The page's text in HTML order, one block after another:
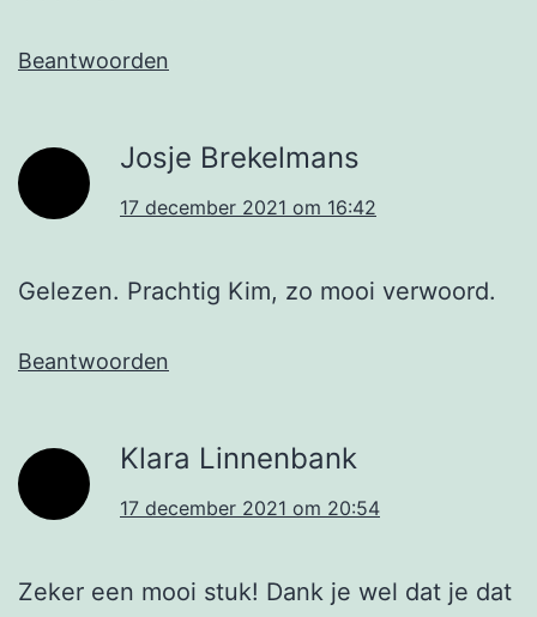
Beantwoorden
Josje Brekelmans
17 december 2021 om 16:42
Gelezen. Prachtig Kim, zo mooi verwoord.
Beantwoorden
Klara Linnenbank
17 december 2021 om 20:54
Zeker een mooi stuk! Dank je wel dat je dat